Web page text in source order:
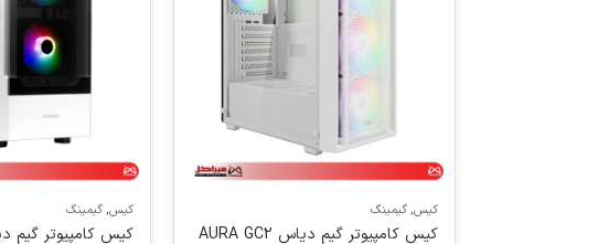
کیس,گیمینگ
کیس کامپیوتر گیم دیاس AURA GC2
کیس,گیمینگ